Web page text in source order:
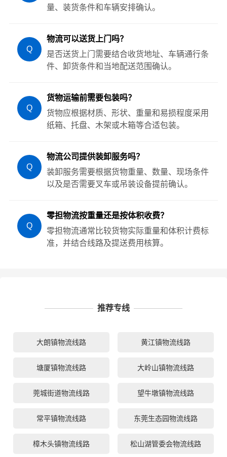
量、装货条件和车辆安排确认。
Q
物流可以送货上门吗？
是否送货上门需要结合收货地址、车辆通行条
件、卸货条件和当地配送范围确认。
Q
货物运输前需要包装吗？
货物应根据材质、形状、重量和易损程度采用
纸箱、托盘、木架或木箱等合适包装。
Q
物流公司提供装卸服务吗？
装卸服务需要根据货物重量、数量、现场条件
以及是否需要叉车或吊装设备提前确认。
Q
零担物流按重量还是按体积收费？
零担物流通常比较货物实际重量和体积计费标
准，并结合线路及提送费用核算。
推荐专线
大朗镇物流线路 黄江镇物流线路
塘厦镇物流线路 大岭山镇物流线路
莞城街道物流线路 望牛墩镇物流线路
常平镇物流线路 东莞生态园物流线路
樟木头镇物流线路 松山湖管委会物流线路